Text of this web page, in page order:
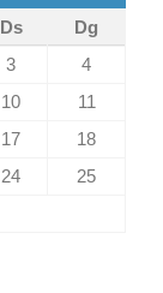
Ds
Dg
3
4
10
11
17
18
24
25